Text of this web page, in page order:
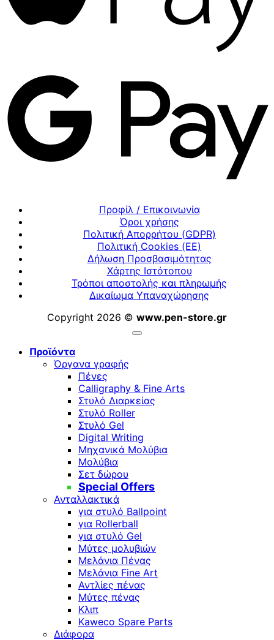
Προφίλ / Επικοινωνία
Όροι χρήσης
Πολιτική Απορρήτου (GDPR)
Πολιτική Cookies (ΕΕ)
Δήλωση Προσβασιμότητας
Χάρτης Ιστότοπου
Τρόποι αποστολής και πληρωμής
Δικαίωμα Υπαναχώρησης
Copyright 2026 © www.pen-store.gr
Προϊόντα
Όργανα γραφής
Πένες
Calligraphy & Fine Arts
Στυλό Διαρκείας
Στυλό Roller
Στυλό Gel
Digital Writing
Μηχανικά Μολύβια
Μολύβια
Σετ δώρου
Special Offers
Ανταλλακτικά
για στυλό Ballpoint
για Rollerball
για στυλό Gel
Μύτες μολυβιών
Μελάνια Πένας
Μελάνια Fine Art
Αντλίες πένας
Μύτες πένας
Κλιπ
Kaweco Spare Parts
Διάφορα